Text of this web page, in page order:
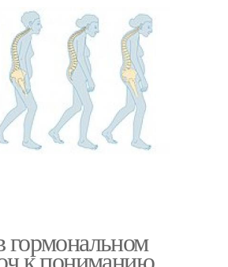
гормональном
к пониманию